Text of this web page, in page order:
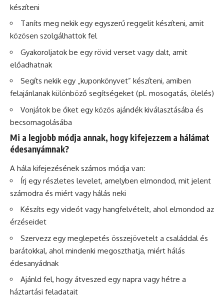
készíteni
Taníts meg nekik egy egyszerű reggelit készíteni, amit
közösen szolgálhattok fel
Gyakoroljatok be egy rövid verset vagy dalt, amit
előadhatnak
Segíts nekik egy „kuponkönyvet” készíteni, amiben
felajánlanak különböző segítségeket (pl. mosogatás, ölelés)
Vonjátok be őket egy közös ajándék kiválasztásába és
becsomagolásába
Mi a legjobb módja annak, hogy kifejezzem a hálámat
édesanyámnak?
A hála kifejezésének számos módja van:
Írj egy részletes levelet, amelyben elmondod, mit jelent
számodra és miért vagy hálás neki
Készíts egy videót vagy hangfelvételt, ahol elmondod az
érzéseidet
Szervezz egy meglepetés összejövetelt a családdal és
barátokkal, ahol mindenki megoszthatja, miért hálás
édesanyádnak
Ajánld fel, hogy átveszed egy napra vagy hétre a
háztartási feladatait